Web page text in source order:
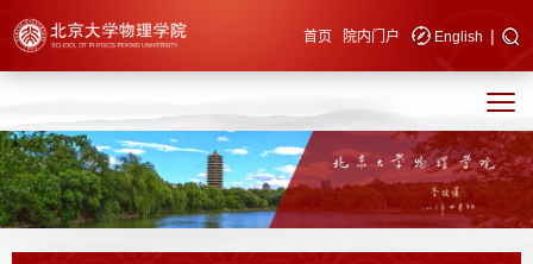
快速导航 首页 院内门户 English |